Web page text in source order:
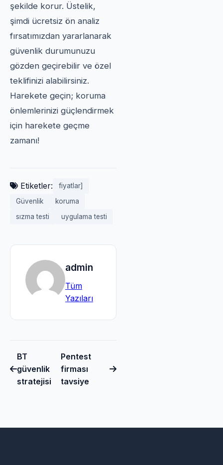
şekilde korur. Üstelik,
şimdi ücretsiz ön analiz
fırsatımızdan yararlanarak
güvenlik durumunuzu
gözden geçirebilir ve özel
teklifinizi alabilirsiniz.
Harekete geçin; koruma
önlemlerinizi güçlendirmek
için harekete geçme
zamanı!
Etiketler:
fiyatlar]
Güvenlik
koruma
sızma testi
uygulama testi
admin
Tüm
Yazıları
BT
güvenlik
stratejisi
Pentest
firması
tavsiye